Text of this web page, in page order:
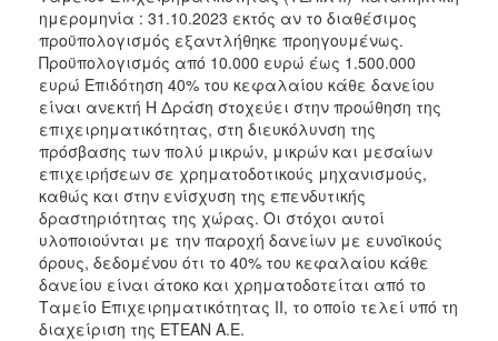
ημερομηνία : 31.10.2023 εκτός αν το διαθέσιμος
προϋπολογισμός εξαντλήθηκε προηγουμένως.
Προϋπολογισμός από 10.000 ευρώ έως 1.500.000
ευρώ Επιδότηση 40% του κεφαλαίου κάθε δανείου
είναι ανεκτή Η Δράση στοχεύει στην προώθηση της
επιχειρηματικότητας, στη διευκόλυνση της
πρόσβασης των πολύ μικρών, μικρών και μεσαίων
επιχειρήσεων σε χρηματοδοτικούς μηχανισμούς,
καθώς και στην ενίσχυση της επενδυτικής
δραστηριότητας της χώρας. Οι στόχοι αυτοί
υλοποιούνται με την παροχή δανείων με ευνοϊκούς
όρους, δεδομένου ότι το 40% του κεφαλαίου κάθε
δανείου είναι άτοκο και χρηματοδοτείται από το
Ταμείο Επιχειρηματικότητας ΙΙ, το οποίο τελεί υπό τη
διαχείριση της ΕΤΕΑΝ Α.Ε.